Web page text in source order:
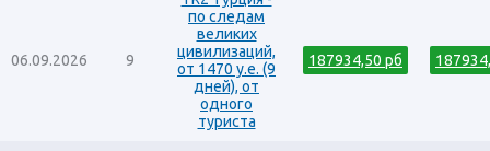
Россия. Воронеж
Россия. Нижний Новгород
Россия. Санкт-Петербург, Псков, Смоленск
06.09.2026 9
по следам
великих
цивилизаций,
от 1470 у.е. (9
дней), от
одного
туриста
187934,50 рб